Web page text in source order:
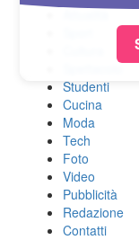
Attualità
Spettacolo
Studenti
Cucina
Moda
Tech
Foto
Video
Pubblicità
Redazione
Contatti